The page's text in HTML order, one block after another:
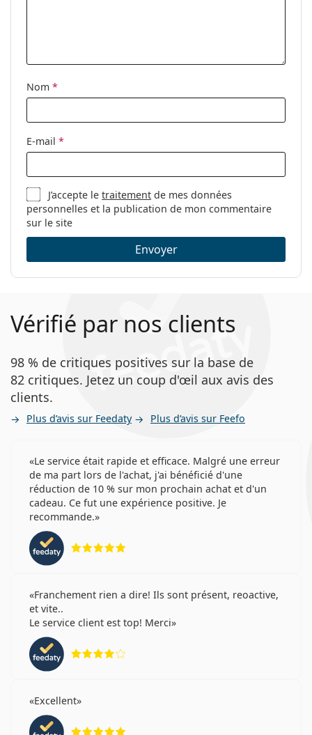
Autres
Sexe:
Marque:
Nom *
E-mail *
J’accepte letraitement de mes données
personnelles et la publication de mon commentaire
sur le site
Envoyer
Vérifié par nos clients
98 % de critiques positives sur la base de
82 critiques. Jetez un coup d'œil aux avis des
clients.
Plus d’avis sur Feedaty Plus d’avis sur Feefo
Le service était rapide et efficace. Malgré une erreur
de ma part lors de l'achat, j'ai bénéficié d'une
réduction de 10 % sur mon prochain achat et d'un
cadeau. Ce fut une expérience positive. Je
recommande.
Franchement rien a dire! Ils sont présent, reoactive,
et vite..
Le service client est top! Merci
Excellent